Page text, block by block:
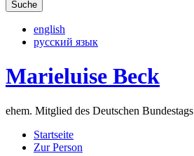
english
русский язык
Marieluise Beck
ehem. Mitglied des Deutschen Bundestags
Startseite
Zur Person